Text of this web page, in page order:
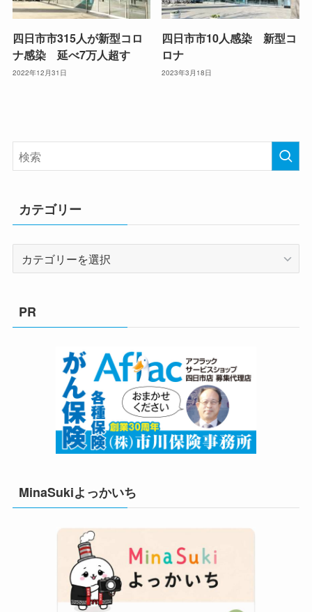
四日市市315人が新型コロ
ナ感染 延べ7万人超す
2022年12月31日
四日市市10人感染 新型コ
ロナ
2023年3月18日
カテゴリー
テ
リ
ー
PR
MinaSukiよっかいち